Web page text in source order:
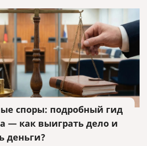
споры: подробный гид
— как выиграть дело и
деньги?